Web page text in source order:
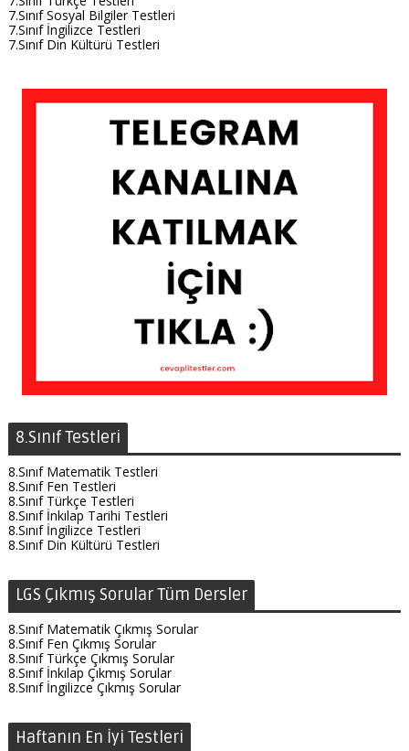
7.Sınıf Sosyal Bilgiler Testleri
7.Sınıf İngilizce Testleri
7.Sınıf Din Kültürü Testleri
8.Sınıf Testleri
8.Sınıf Matematik Testleri
8.Sınıf Fen Testleri
8.Sınıf Türkçe Testleri
8.Sınıf İnkılap Tarihi Testleri
8.Sınıf İngilizce Testleri
8.Sınıf Din Kültürü Testleri
LGS Çıkmış Sorular Tüm Dersler
8.Sınıf Matematik Çıkmış Sorular
8.Sınıf Fen Çıkmış Sorular
8.Sınıf Türkçe Çıkmış Sorular
8.Sınıf İnkılap Çıkmış Sorular
8.Sınıf İngilizce Çıkmış Sorular
Haftanın En İyi Testleri